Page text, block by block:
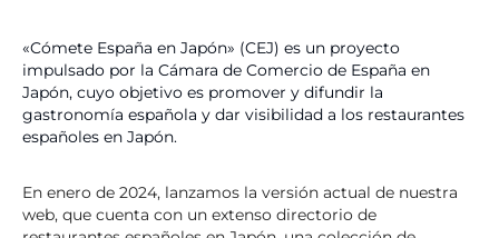
«Cómete España en Japón» (CEJ) es un proyecto
impulsado por la Cámara de Comercio de España en
Japón, cuyo objetivo es promover y difundir la
gastronomía española y dar visibilidad a los restaurantes
españoles en Japón.
En enero de 2024, lanzamos la versión actual de nuestra
web, que cuenta con un extenso directorio de